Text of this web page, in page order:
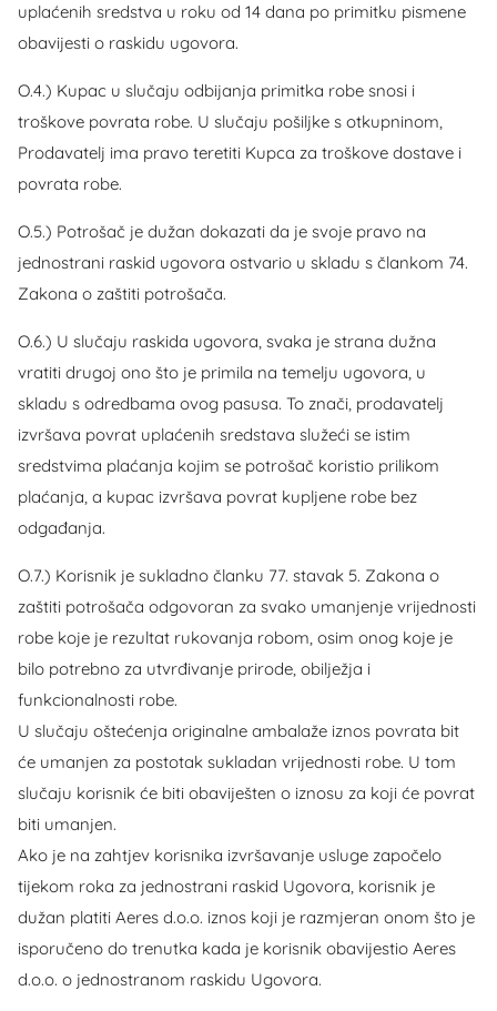
uplaćenih sredstva u roku od 14 dana po primitku pismene
obavijesti o raskidu ugovora.
O.4.) Kupac u slučaju odbijanja primitka robe snosi i
troškove povrata robe. U slučaju pošiljke s otkupninom,
Prodavatelj ima pravo teretiti Kupca za troškove dostave i
povrata robe.
O.5.) Potrošač je dužan dokazati da je svoje pravo na
jednostrani raskid ugovora ostvario u skladu s člankom 74.
Zakona o zaštiti potrošača.
O.6.) U slučaju raskida ugovora, svaka je strana dužna
vratiti drugoj ono što je primila na temelju ugovora, u
skladu s odredbama ovog pasusa. To znači, prodavatelj
izvršava povrat uplaćenih sredstava služeći se istim
sredstvima plaćanja kojim se potrošač koristio prilikom
plaćanja, a kupac izvršava povrat kupljene robe bez
odgađanja.
O.7.) Korisnik je sukladno članku 77. stavak 5. Zakona o
zaštiti potrošača odgovoran za svako umanjenje vrijednosti
robe koje je rezultat rukovanja robom, osim onog koje je
bilo potrebno za utvrđivanje prirode, obilježja i
funkcionalnosti robe.
U slučaju oštećenja originalne ambalaže iznos povrata bit
će umanjen za postotak sukladan vrijednosti robe. U tom
slučaju korisnik će biti obaviješten o iznosu za koji će povrat
biti umanjen.
Ako je na zahtjev korisnika izvršavanje usluge započelo
tijekom roka za jednostrani raskid Ugovora, korisnik je
dužan platiti Aeres d.o.o. iznos koji je razmjeran onom što je
isporučeno do trenutka kada je korisnik obavijestio Aeres
d.o.o. o jednostranom raskidu Ugovora.